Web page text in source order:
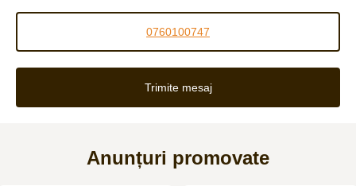
0760100747
Trimite mesaj
Anunțuri promovate